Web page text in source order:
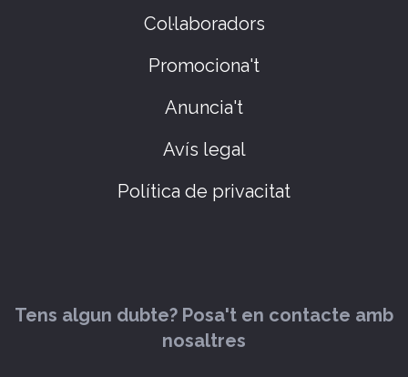
Col·laboradors
Promociona't
Anuncia't
Avís legal
Política de privacitat
Tens algun dubte? Posa't en contacte amb
nosaltres